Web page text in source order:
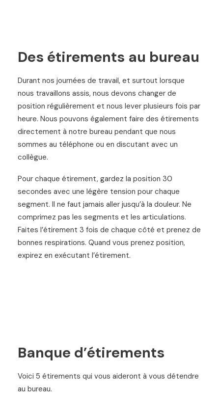
Des étirements au bureau
Durant nos journées de travail, et surtout lorsque
nous travaillons assis, nous devons changer de
position régulièrement et nous lever plusieurs fois par
heure. Nous pouvons également faire des étirements
directement à notre bureau pendant que nous
sommes au téléphone ou en discutant avec un
collègue.
Pour chaque étirement, gardez la position 30
secondes avec une légère tension pour chaque
segment. Il ne faut jamais aller jusqu’à la douleur. Ne
comprimez pas les segments et les articulations.
Faites l’étirement 3 fois de chaque côté et prenez de
bonnes respirations. Quand vous prenez position,
expirez en exécutant l’étirement.
Banque d’étirements
Voici 5 étirements qui vous aideront à vous détendre
au bureau.